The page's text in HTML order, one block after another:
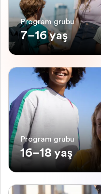
Program grubu
7–16 yaş
Program grubu
16–18 yaş